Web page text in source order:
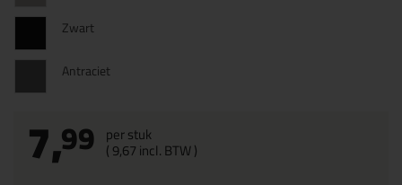
Zwart
Antraciet
7,99 per stuk
(9,67incl. BTW )